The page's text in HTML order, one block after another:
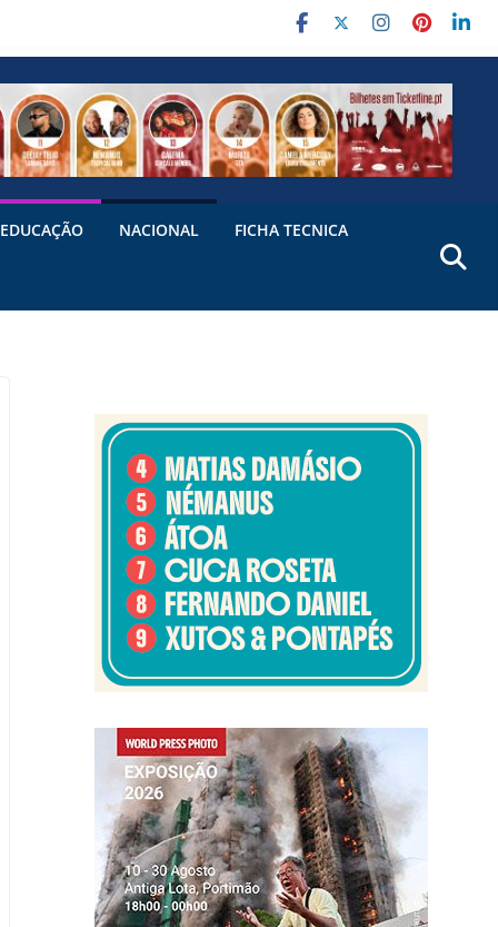
EDUCAÇÃO NACIONAL FICHA TECNICA